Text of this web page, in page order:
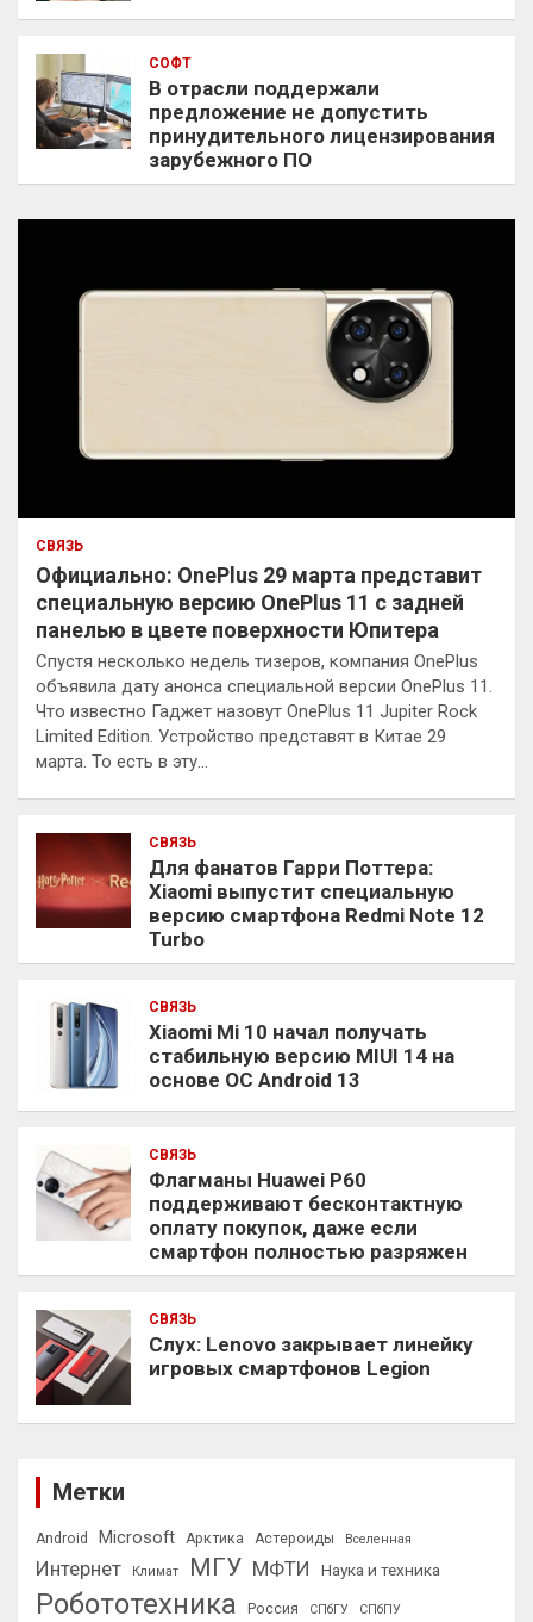
СОФТ
В отрасли поддержали
предложение не допустить
принудительного лицензирования
зарубежного ПО
СВЯЗЬ
Официально: OnePlus 29 марта представит
специальную версию OnePlus 11 с задней
панелью в цвете поверхности Юпитера
Спустя несколько недель тизеров, компания OnePlus
объявила дату анонса специальной версии OnePlus 11.
Что известно Гаджет назовут OnePlus 11 Jupiter Rock
Limited Edition. Устройство представят в Китае 29
марта. То есть в эту…
СВЯЗЬ
Для фанатов Гарри Поттера:
Xiaomi выпустит специальную
версию смартфона Redmi Note 12
Turbo
СВЯЗЬ
Xiaomi Mi 10 начал получать
стабильную версию MIUI 14 на
основе ОС Android 13
СВЯЗЬ
Флагманы Huawei P60
поддерживают бесконтактную
оплату покупок, даже если
смартфон полностью разряжен
СВЯЗЬ
Слух: Lenovo закрывает линейку
игровых смартфонов Legion
Метки
Android Microsoft Арктика Астероиды Вселенная
Интернет Климат МГУ МФТИ Наука и техника
Робототехника Россия СПбГУ СПбПУ